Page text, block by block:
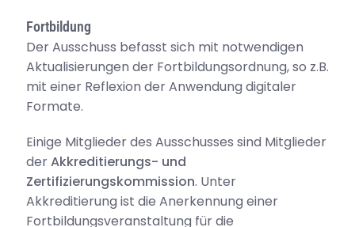
Fortbildung
Der Ausschuss befasst sich mit notwendigen
Aktualisierungen der Fortbildungsordnung, so z.B.
mit einer Reflexion der Anwendung digitaler
Formate.
Einige Mitglieder des Ausschusses sind Mitglieder
derAkkreditierungs- und
Zertifizierungskommission. Unter
Akkreditierung ist die Anerkennung einer
Fortbildungsveranstaltung für die